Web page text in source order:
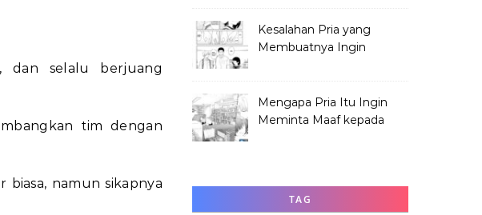
dan selalu berjuang
tim dengan
namun sikapnya
Kesalahan Pria yang
Membuatnya Ingin
Mengapa Pria Itu Ingin
Meminta Maaf kepada
TAG